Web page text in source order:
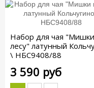
Набор для чая
лесу" латунный
\ НБС9408/88
3 590 руб